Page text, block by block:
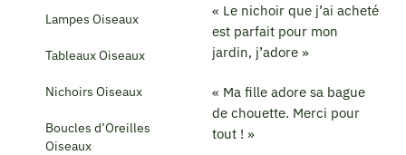
Lampes Oiseaux
Tableaux Oiseaux
Nichoirs Oiseaux
Boucles d’Oreilles
Oiseaux
« Le nichoir que j’ai acheté
est parfait pour mon
jardin, j’adore »
« Ma fille adore sa bague
de chouette. Merci pour
tout ! »